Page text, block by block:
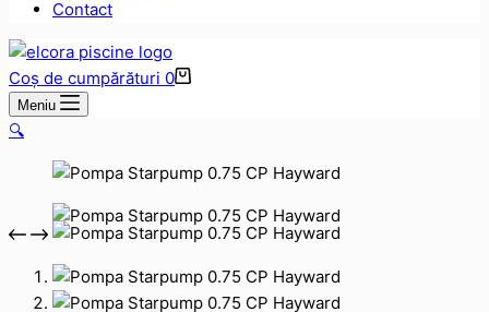
Contact
Coș de cumpărături 0
Meniu
🔍